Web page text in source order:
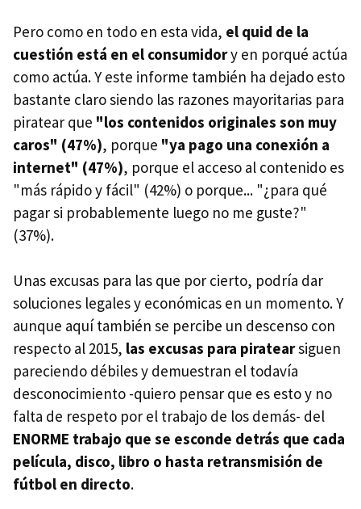
Pero como en todo en esta vida, el quid de la
cuestión está en el consumidory en porqué actúa
como actúa. Y este informe también ha dejado esto
bastante claro siendo las razones mayoritarias para
piratear que "los contenidos originales son muy
caros" (47%), porque "ya pago una conexión a
internet" (47%), porque el acceso al contenido es
"más rápido y fácil" (42%) o porque... "¿para qué
pagar si probablemente luego no me guste?"
(37%).
Unas excusas para las que por cierto, podría dar
soluciones legales y económicas en un momento. Y
aunque aquí también se percibe un descenso con
respecto al 2015, las excusas para piratearsiguen
pareciendo débiles y demuestran el todavía
desconocimiento -quiero pensar que es esto y no
falta de respeto por el trabajo de los demás- del
ENORME trabajo que se esconde detrás que cada
película, disco, libro o hasta retransmisión de
fútbol en directo.